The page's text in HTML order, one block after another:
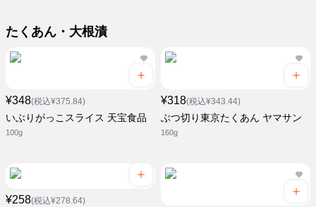
たくあん・大根漬
¥348(税込¥375.84)
いぶりがっこスライス 天宝食品
100g
¥318(税込¥343.44)
ぶつ切り東京たくあん ヤマサン
160g
¥258(税込¥278.64)